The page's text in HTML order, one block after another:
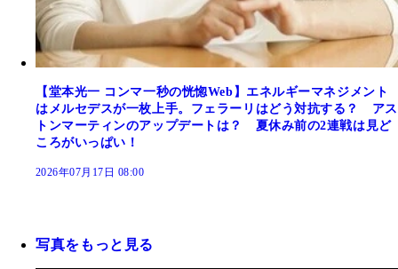
【堂本光一 コンマ一秒の恍惚Web】エネルギーマネジメント
はメルセデスが一枚上手。フェラーリはどう対抗する？ アス
トンマーティンのアップデートは？ 夏休み前の2連戦は見ど
ころがいっぱい！
2026年07月17日 08:00
写真をもっと見る